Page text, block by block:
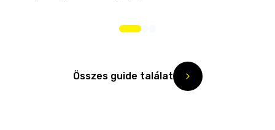
Összes guide találat